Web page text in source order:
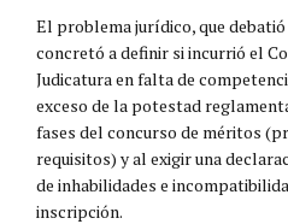
El problema jurídico, que
concretó a definir si incurrió el
Judicatura en falta de
exceso de la potestad
fases del concurso de méritos
requisitos) y al exigir una
de inhabilidades e
inscripción.